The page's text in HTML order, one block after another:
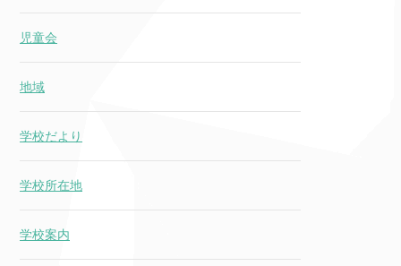
児童会
地域
学校だより
学校所在地
学校案内